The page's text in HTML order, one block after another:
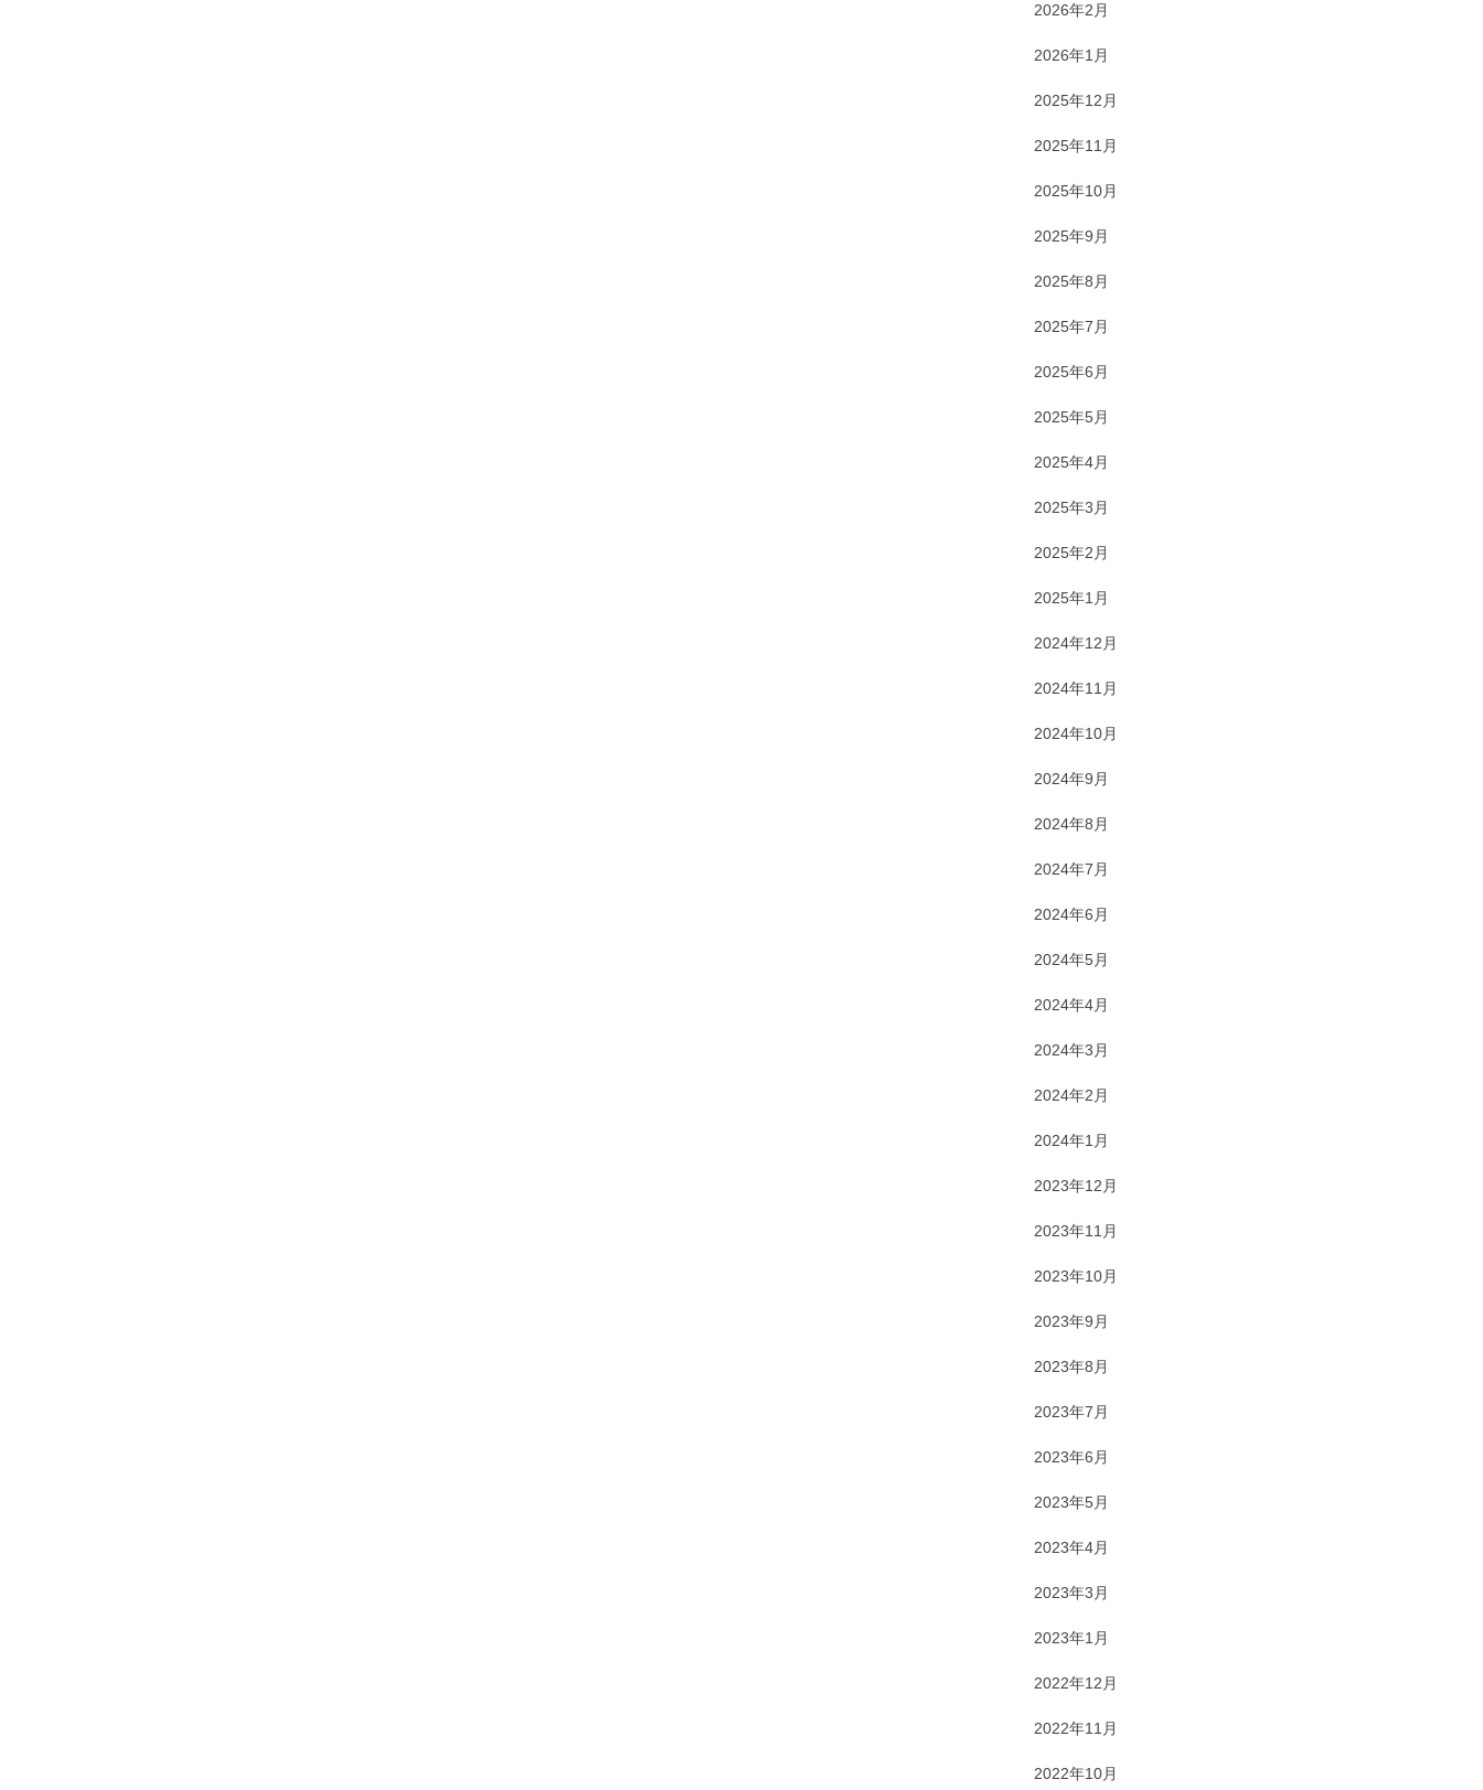
2026年2月
2026年1月
2025年12月
2025年11月
2025年10月
2025年9月
2025年8月
2025年7月
2025年6月
2025年5月
2025年4月
2025年3月
2025年2月
2025年1月
2024年12月
2024年11月
2024年10月
2024年9月
2024年8月
2024年7月
2024年6月
2024年5月
2024年4月
2024年3月
2024年2月
2024年1月
2023年12月
2023年11月
2023年10月
2023年9月
2023年8月
2023年7月
2023年6月
2023年5月
2023年4月
2023年3月
2023年1月
2022年12月
2022年11月
2022年10月